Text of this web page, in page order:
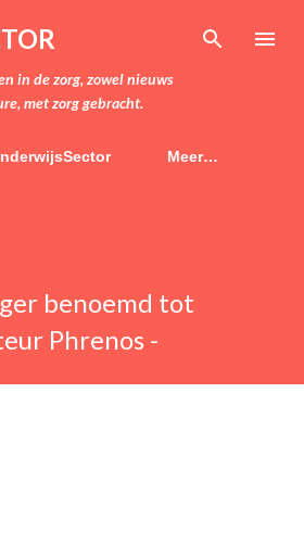
naar hoofdcontent
in de zorg, zowel nieuws
met zorg gebracht.
Meer…
benoemd tot
Phrenos -